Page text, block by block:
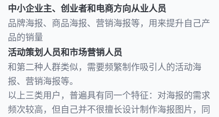
中小企业主、创业者和电商方向从业人员
品牌海报、商品海报、营销海报等，用来提升自己产
品的销量
活动策划人员和市场营销人员
和第二种人群类似，需要频繁制作吸引人的活动海
报、营销海报等。
以上三类用户，普遍具有同一个特征：对海报的需求
频次较高，但自己并不很擅长设计制作海报图片，同